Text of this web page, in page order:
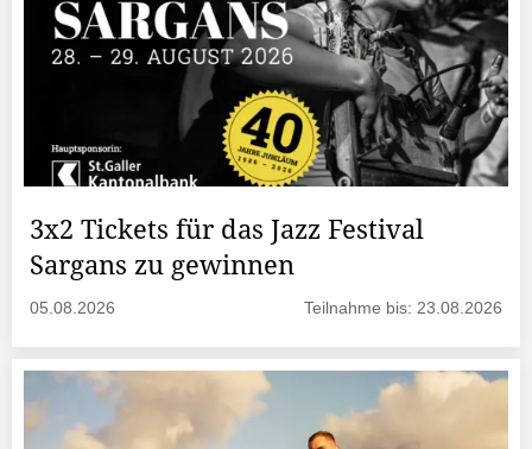
3x2 Tickets für das Jazz Festival
Sargans zu gewinnen
05.08.2026 Teilnahme bis: 23.08.2026